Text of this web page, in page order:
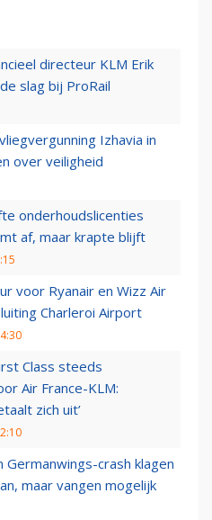
directeur KLM Erik
slag bij ProRail
Izhavia in
over veiligheid
onderhoudslicenties
af, maar krapte blijft
voor Ryanair en Wizz Air
Charleroi Airport
Class steeds
Air France-KLM:
zich uit’
Germanwings-crash klagen
maar vangen mogelijk